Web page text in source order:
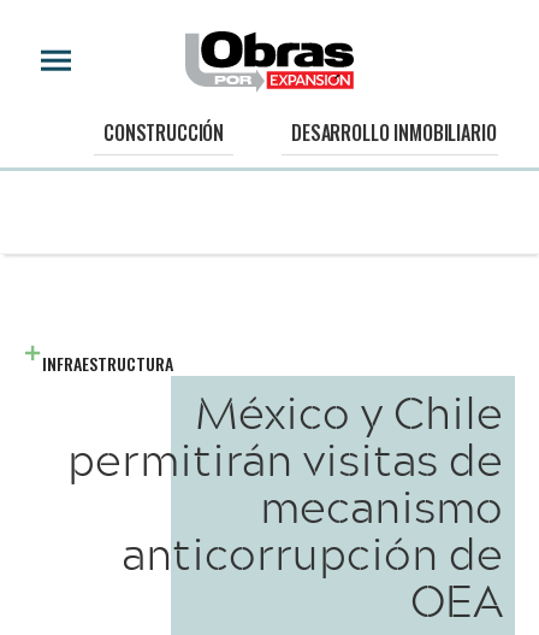
CONSTRUCCIÓN DESARROLLO INMOBILIARIO
INFRAESTRUCTURA
México y Chile
permitirán visitas de
mecanismo
anticorrupción de
OEA